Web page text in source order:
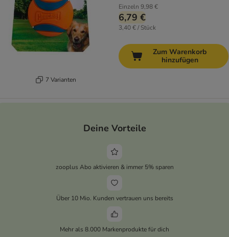
7 Varianten
Einzeln 9,98 €
6,79 €
3,40 € / Stück
Zum Warenkorb
hinzufügen
Deine Vorteile
zooplus Abo aktivieren & immer 5% sparen
Über 10 Mio. Kunden vertrauen uns bereits
Mehr als 8.000 Markenprodukte für dich